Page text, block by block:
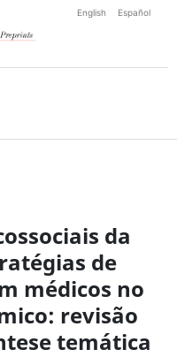
English Español
da
de
médicos no
revisão
temática